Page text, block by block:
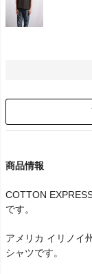
商品情報
COTTON
です。
アメリカ イリノイ
シャツです。